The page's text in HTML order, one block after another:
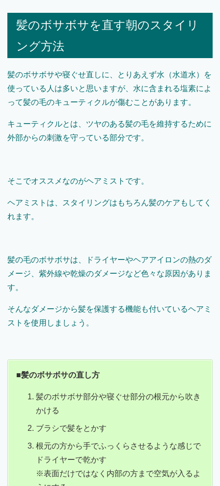
髪のボサボサを直す朝のスタイリ
ング方法
髪のボサボサや寝ぐせ直しに、とりあえず水（水道水）を
使っている人は多いと思いますが、水に含まれる塩素によ
って髪の毛のキューティクルが傷むことがあります。
キューティクルとは、ツヤのある髪の毛を維持するために
外部からの刺激を守っている部分です。
そこでオススメなのがヘアミストです。
ヘアミストは、スタイリングはもちろん髪のケアもしてく
れます。
髪の毛のボサボサは、ドライヤーやヘアアイロンの熱のダ
メージ、紫外線や乾燥のダメージなど色々な原因がありま
す。
そんなダメージから髪を保護する機能も付いているヘアミ
ストを使用しましょう。
■髪のボサボサの直し方
髪のボサボサ部分や寝ぐせ部分の根元から吹き
かける
ブラシで髪をとかす
根元の方から手でふっくらさせるような感じで
ドライヤーで乾かす
※表面だけではなく内部の方まで空気が入るよ